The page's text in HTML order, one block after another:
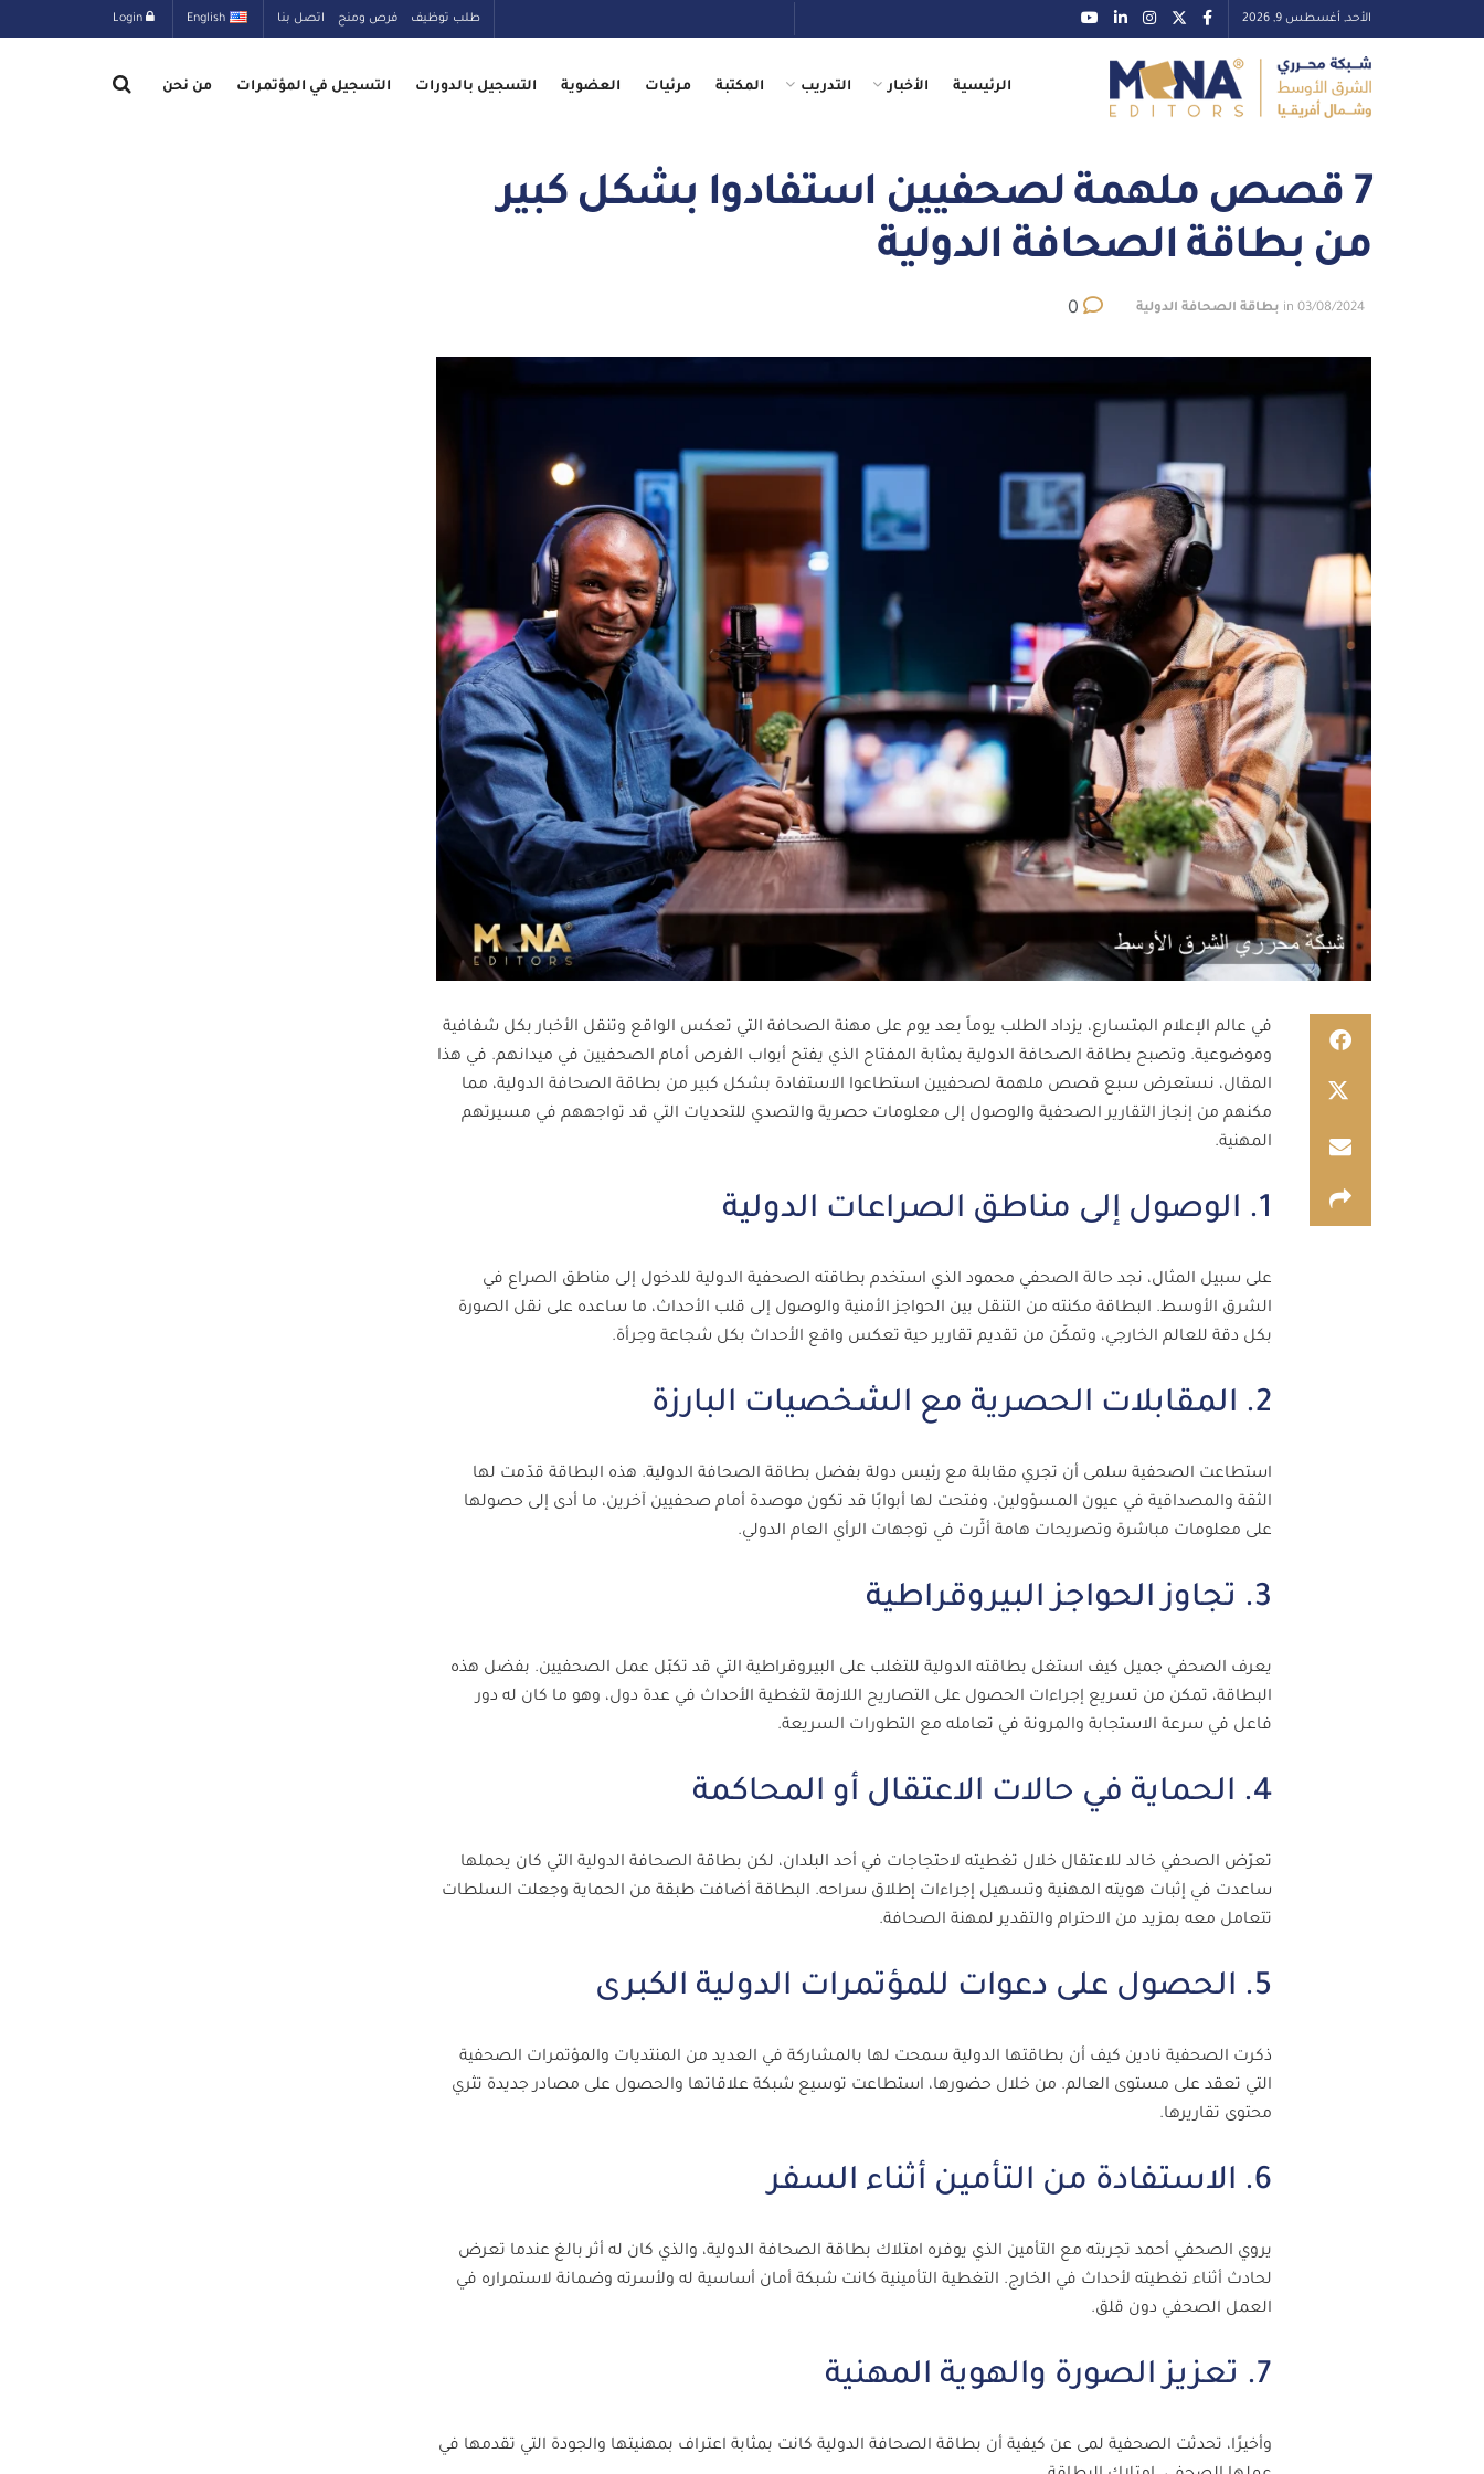
الأحد, أغسطس 9, 2026 طلب توظيف فرص ومنح اتصل بنا English
الرئيسية الأخبار التدريب المكتبة مرئيات العضوية التسجيل بالدورات التسجيل في المؤتمرات من نحن
7 قصص ملهمة لصحفيين استفادوا بشكل كبير
من بطاقة الصحافة الدولية
03/08/2024
in بطاقة الصحافة الدولية
في عالم الإعلام المتسارع، يزداد الطلب يوماً بعد يوم على مهنة الصحافة التي تعكس الواقع وتنقل الأخبار بكل شفافية
وموضوعية. وتصبح بطاقة الصحافة الدولية بمثابة المفتاح الذي يفتح أبواب الفرص أمام الصحفيين في ميدانهم. في هذا
المقال، نستعرض سبع قصص ملهمة لصحفيين استطاعوا الاستفادة بشكل كبير من بطاقة الصحافة الدولية، مما
مكنهم من إنجاز التقارير الصحفية والوصول إلى معلومات حصرية والتصدي للتحديات التي قد تواجههم في مسيرتهم
المهنية.
1. الوصول إلى مناطق الصراعات الدولية
على سبيل المثال، نجد حالة الصحفي محمود الذي استخدم بطاقته الصحفية الدولية للدخول إلى مناطق الصراع في
الشرق الأوسط. البطاقة مكنته من التنقل بين الحواجز الأمنية والوصول إلى قلب الأحداث، ما ساعده على نقل الصورة
بكل دقة للعالم الخارجي، وتمكّن من تقديم تقارير حية تعكس واقع الأحداث بكل شجاعة وجرأة.
2. المقابلات الحصرية مع الشخصيات البارزة
استطاعت الصحفية سلمى أن تجري مقابلة مع رئيس دولة بفضل بطاقة الصحافة الدولية. هذه البطاقة قدّمت لها
الثقة والمصداقية في عيون المسؤولين، وفتحت لها أبوابًا قد تكون موصدة أمام صحفيين آخرين، ما أدى إلى حصولها
على معلومات مباشرة وتصريحات هامة أثّرت في توجهات الرأي العام الدولي.
3. تجاوز الحواجز البيروقراطية
يعرف الصحفي جميل كيف استغل بطاقته الدولية للتغلب على البيروقراطية التي قد تكبّل عمل الصحفيين. بفضل هذه
البطاقة، تمكن من تسريع إجراءات الحصول على التصاريح اللازمة لتغطية الأحداث في عدة دول، وهو ما كان له دور
فاعل في سرعة الاستجابة والمرونة في تعامله مع التطورات السريعة.
4. الحماية في حالات الاعتقال أو المحاكمة
تعرّض الصحفي خالد للاعتقال خلال تغطيته لاحتجاجات في أحد البلدان، لكن بطاقة الصحافة الدولية التي كان يحملها
ساعدت في إثبات هويته المهنية وتسهيل إجراءات إطلاق سراحه. البطاقة أضافت طبقة من الحماية وجعلت السلطات
تتعامل معه بمزيد من الاحترام والتقدير لمهنة الصحافة.
5. الحصول على دعوات للمؤتمرات الدولية الكبرى
ذكرت الصحفية نادين كيف أن بطاقتها الدولية سمحت لها بالمشاركة في العديد من المنتديات والمؤتمرات الصحفية
التي تعقد على مستوى العالم. من خلال حضورها، استطاعت توسيع شبكة علاقاتها والحصول على مصادر جديدة تثري
محتوى تقاريرها.
6. الاستفادة من التأمين أثناء السفر
يروي الصحفي أحمد تجربته مع التأمين الذي يوفره امتلاك بطاقة الصحافة الدولية، والذي كان له أثر بالغ عندما تعرض
لحادث أثناء تغطيته لأحداث في الخارج. التغطية التأمينية كانت شبكة أمان أساسية له ولأسرته وضمانة لاستمراره في
العمل الصحفي دون قلق.
7. تعزيز الصورة والهوية المهنية
وأخيرًا، تحدثت الصحفية لمى عن كيفية أن بطاقة الصحافة الدولية كانت بمثابة اعتراف بمهنيتها والجودة التي تقدمها في